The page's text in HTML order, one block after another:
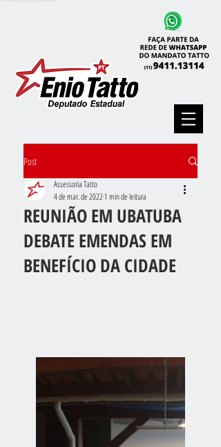
Post
REUNIÃO EM UBATUBA
DEBATE EMENDAS EM
BENEFÍCIO DA CIDADE
Assessoria Tatto
4 de mar. de 20221 min de leitura